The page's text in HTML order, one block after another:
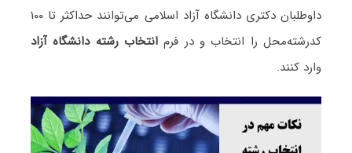
داوطلبان دکتری دانشگاه آزاد اسلامی می‌توانند حداکثر تا ۱۰۰
کدرشته‌محل را انتخاب و در فرم انتخاب رشته دانشگاه آزاد
وارد کنند.